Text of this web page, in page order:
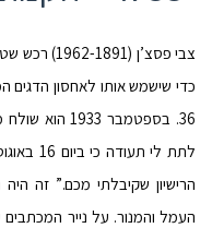
צבי פסצ’ן
כדי שישמש אותו לאחסון הדגים
36. בספטמבר
הרישיון שקיבלתי מכם.” זה
העמל והמנור. על נייר